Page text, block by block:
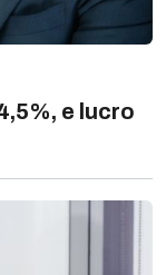
e lucro